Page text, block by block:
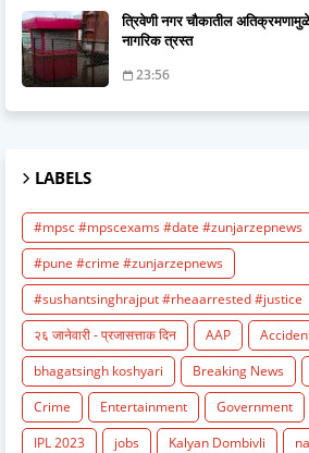
त्रिवेणी नगर चौकातील
नागरिक त्रस्त
23:56
LABELS
#mpsc #mpscexams #date #zunjarzepnews
#pune #crime #zunjarzepnews
#sushantsinghrajput #rheaarrested #justice
२६ जानेवारी - प्रजासत्ताक दिन
AAP
bhagatsingh koshyari
Breaking News
Crime
Entertainment Government
IPL 2023
jobs Kalyan Dombivli